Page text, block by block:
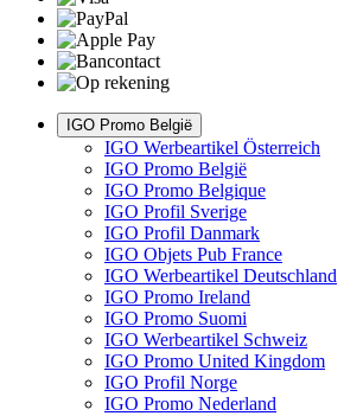
IGO Promo België
IGO Werbeartikel Österreich
IGO Promo België
IGO Promo Belgique
IGO Profil Sverige
IGO Profil Danmark
IGO Objets Pub France
IGO Werbeartikel Deutschland
IGO Promo Ireland
IGO Promo Suomi
IGO Werbeartikel Schweiz
IGO Promo United Kingdom
IGO Profil Norge
IGO Promo Nederland